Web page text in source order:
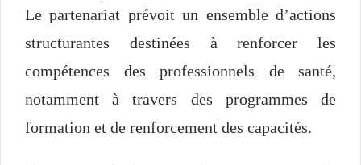
Le partenariat prévoit un ensemble d’actions
structurantes destinées à renforcer les
compétences des professionnels de santé,
notamment à travers des programmes de
formation et de renforcement des capacités.